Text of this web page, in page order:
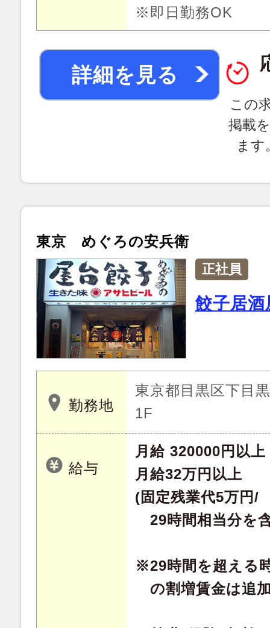
※即日勤務OK
詳細を見る
この
掲載
ま
東京 めぐろの安兵衛
正社員
餃子居
勤務地
東京都目黒区下目
1F
給与
月給 320000円以上
月給32万円以上
(固定残業代5万円/
29時間相当分を
※29時間を超える
の割増賃金は追